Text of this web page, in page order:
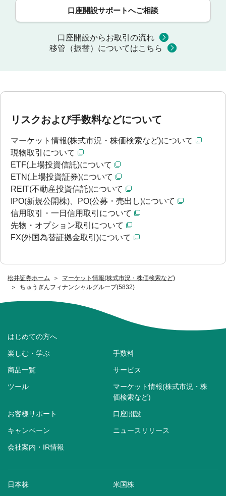
松井証券ホーム
マーケット情報(株式市況・株価検索など)
ちゅうぎんフィナンシャルグループ(5832)
口座開設サポートへご相談
口座開設からお取引の流れ
移管（振替）についてはこちら
リスクおよび手数料などについて
マーケット情報(株式市況・株価検索など)について
現物取引について
ETF(上場投資信託)について
ETN(上場投資証券)について
REIT(不動産投資信託)について
IPO(新規公開株)、PO(公募・売出し)について
信用取引・一日信用取引について
先物・オプション取引について
FX(外国為替証拠金取引)について
はじめての方へ
楽しむ・学ぶ 手数料
商品一覧 サービス
ツール
マーケット情報(株式市況・株
価検索など)
お客様サポート 口座開設
キャンペーン ニュースリリース
会社案内・IR情報
日本株 米国株